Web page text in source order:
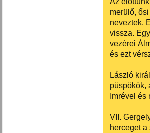
merülő,
neveztek.
vissza.
vezérei
és ezt
László
püspökök,
Imrével és
VII.
herceget a